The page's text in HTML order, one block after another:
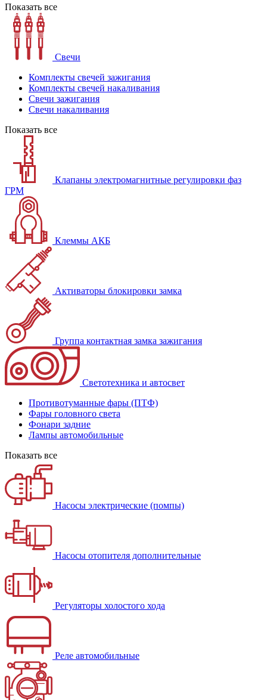
Показать все
Свечи
Комплекты свечей зажигания
Комплекты свечей накаливания
Свечи зажигания
Свечи накаливания
Показать все
Клапаны электромагнитные регулировки фаз
ГРМ
Клеммы АКБ
Активаторы блокировки замка
Группа контактная замка зажигания
Светотехника и автосвет
Противотуманные фары (ПТФ)
Фары головного света
Фонари задние
Лампы автомобильные
Показать все
Насосы электрические (помпы)
Насосы отопителя дополнительные
Регуляторы холостого хода
Реле автомобильные